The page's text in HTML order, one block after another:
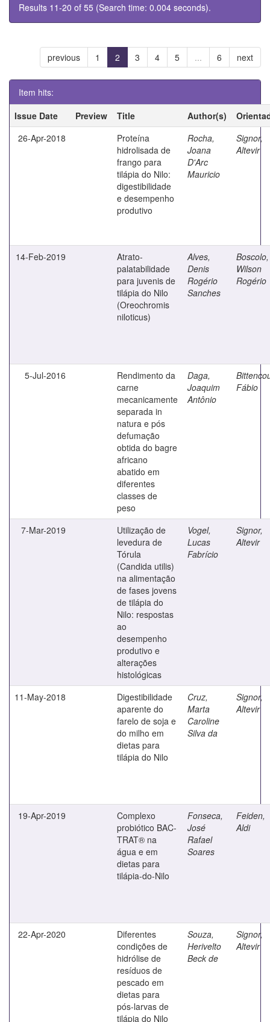
Results 11-20 of 55 (Search time: 0.004 seconds).
previous 1 2 3 4 5 ... 6 next
Item hits:
Issue Date
Preview Title Author(s)
26-Apr-2018
Proteína
hidrolisada de
frango para
tilápia do Nilo:
digestibilidade
e desempenho
produtivo
Rocha,
Joana
D'Arc
Mauricio
Signor,
Altevir
14-Feb-2019
Atrato-
palatabilidade
para juvenis de
tilápia do Nilo
(Oreochromis
niloticus)
Alves,
Denis
Rogério
Sanches
Boscolo,
Wilson
Rogério
5-Jul-2016
Rendimento da
carne
mecanicamente
separada in
natura e pós
defumação
obtida do bagre
africano
abatido em
diferentes
classes de
peso
Daga,
Joaquim
Antônio
Fábio
7-Mar-2019
Utilização de
levedura de
Tórula
(Candida utilis)
na alimentação
de fases jovens
de tilápia do
Nilo: respostas
ao
desempenho
produtivo e
alterações
histológicas
Vogel,
Lucas
Fabrício
Signor,
Altevir
11-May-2018
Digestibilidade
aparente do
farelo de soja e
do milho em
dietas para
tilápia do Nilo
Cruz,
Marta
Caroline
Silva da
Signor,
Altevir
19-Apr-2019
Complexo
probiótico BAC-
TRAT® na
água e em
dietas para
tilápia-do-Nilo
Fonseca,
José
Rafael
Soares
Feiden,
Aldi
22-Apr-2020
Diferentes
condições de
hidrólise de
resíduos de
pescado em
dietas para
pós-larvas de
tilápia do Nilo
Souza,
Herivelto
Beck de
Signor,
Altevir